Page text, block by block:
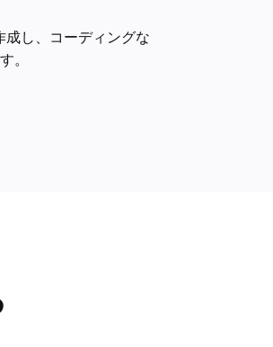
し、コーディングな
。